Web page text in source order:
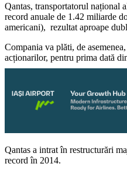
Qantas, transportatorul național
record anuale de 1.42 miliarde
americani), rezultat aproape
Compania va plăti, de
acționarilor, pentru prima dată
Qantas a intrat în restructurări
record în 2014.